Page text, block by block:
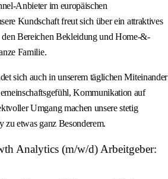
Anbieter im europäischen
Kundschaft freut sich über ein attraktives
Bereichen Bekleidung und Home-&-
Familie.
sich auch in unserem täglichen Miteinander
Kommunikation auf
Umgang machen unsere stetig
zu etwas ganz Besonderem.
Analytics (m/w/d) Arbeitgeber: